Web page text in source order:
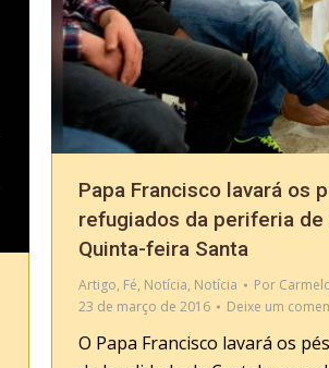
Papa Francisco lavará os
refugiados da periferia de
Quinta-feira Santa
Artigo, Fé, Notícia, Notícia Por
23 de março de 2016
Deixe um
O Papa Francisco lavará os